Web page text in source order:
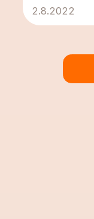
2.8.2022